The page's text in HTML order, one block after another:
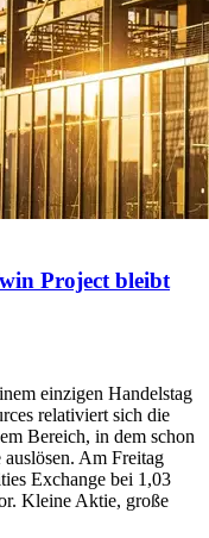
Project bleibt
einzigen Handelstag
relativiert sich die
Bereich, in dem schon
Am Freitag
Exchange bei 1,03
Kleine Aktie, große